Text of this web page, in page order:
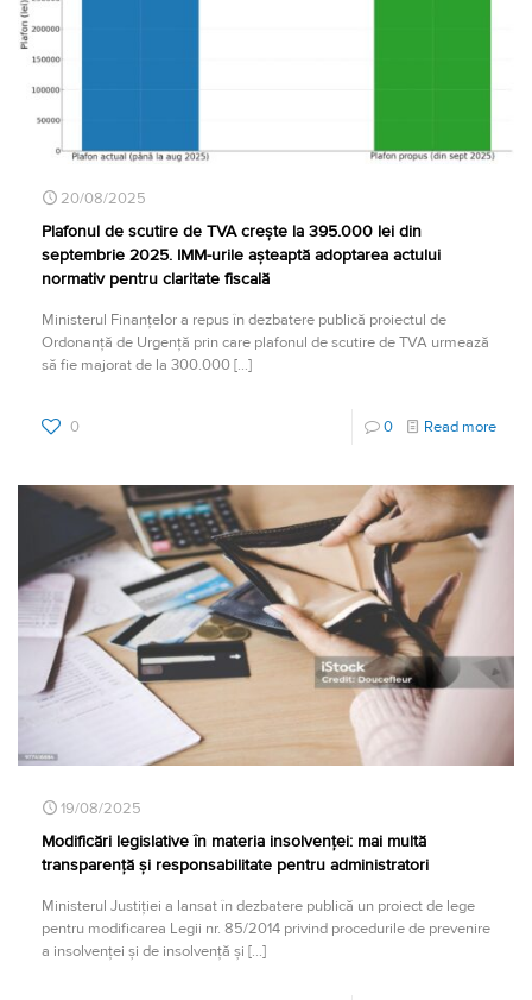
20/08/2025
Plafonul de scutire de TVA crește la 395.000 lei din
septembrie 2025. IMM-urile așteaptă adoptarea actului
normativ pentru claritate fiscală
Ministerul Finanțelor a repus în dezbatere publică proiectul de
Ordonanță de Urgență prin care plafonul de scutire de TVA urmează
să fie majorat de la 300.000[…]
0 0 Read more
19/08/2025
Modificări legislative în materia insolvenței: mai multă
transparență și responsabilitate pentru administratori
Ministerul Justiției a lansat în dezbatere publică un proiect de lege
pentru modificarea Legii nr. 85/2014 privind procedurile de prevenire
a insolvenței și de insolvență și […]